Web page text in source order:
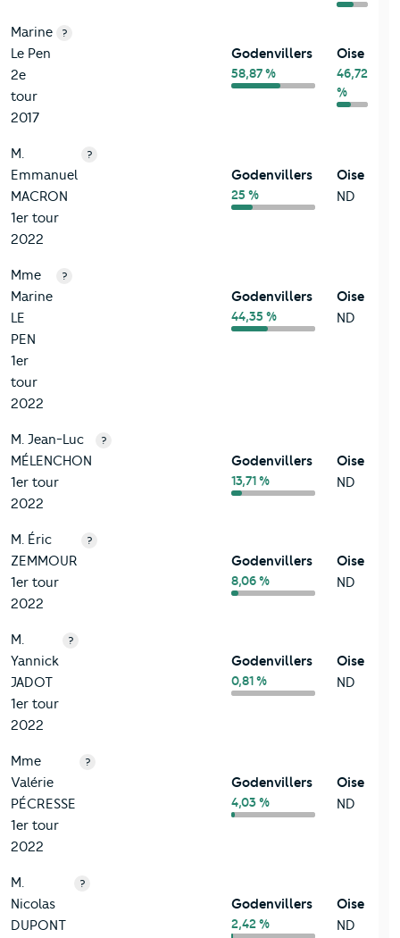
Marine
Le Pen
2e
tour
2017
?
Godenvillers
58,87 %
Oise
46,72
%
M.
Emmanuel
MACRON
1er tour
2022
?
Godenvillers
25 %
Oise
ND
Mme
Marine
LE
PEN
1er
tour
2022
?
Godenvillers
44,35 %
Oise
ND
M. Jean-Luc
MÉLENCHON
1er tour
2022
?
Godenvillers
13,71 %
Oise
ND
M. Éric
ZEMMOUR
1er tour
2022
?
Godenvillers
8,06 %
Oise
ND
M.
Yannick
JADOT
1er tour
2022
?
Godenvillers
0,81 %
Oise
ND
Mme
Valérie
PÉCRESSE
1er tour
2022
?
Godenvillers
4,03 %
Oise
ND
M.
Nicolas
DUPONT
?
Godenvillers
2,42 %
Oise
ND